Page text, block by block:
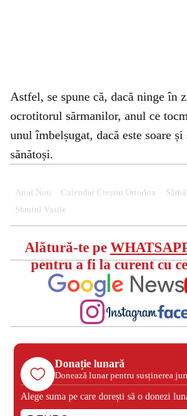
Astfel, se spune că, dacă ninge în
ocrotitorul sărmanilor, anul ce
unul îmbelșugat, dacă este soare
sănătoși.
Anul Nou Calendar Creștin Ortodox
Sfantul Vasile
Alătură-te pe
pentru a fi la curent cu
Donație lunară
Donează lunar pentru susținerea
Alege suma pe care dorești să o donezi